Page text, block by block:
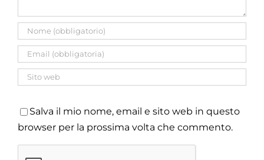
Salva il mio nome, email e sito web in questo
browser per la prossima volta che commento.